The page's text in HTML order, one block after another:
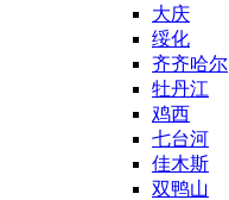
大庆
绥化
齐齐哈尔
牡丹江
鸡西
七台河
佳木斯
双鸭山